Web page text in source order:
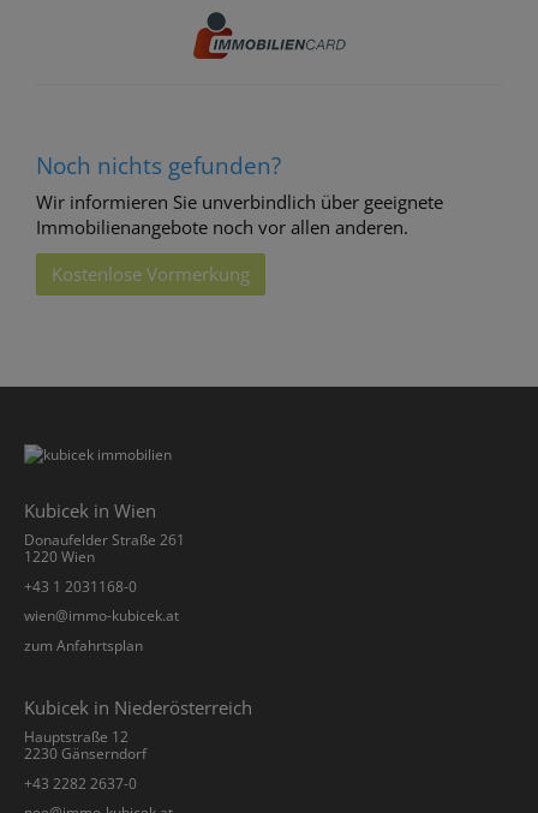
Noch nichts gefunden?
Wir informieren Sie unverbindlich über geeignete
Immobilienangebote noch vor allen anderen.
Kostenlose Vormerkung
Kubicek in Wien
Donaufelder Straße 261
1220 Wien
+43 1 2031168-0
­wien@immo-kubicek.at
zum Anfahrtsplan
Kubicek in Niederösterreich
Hauptstraße 12
2230 Gänserndorf
+43 2282 2637-0